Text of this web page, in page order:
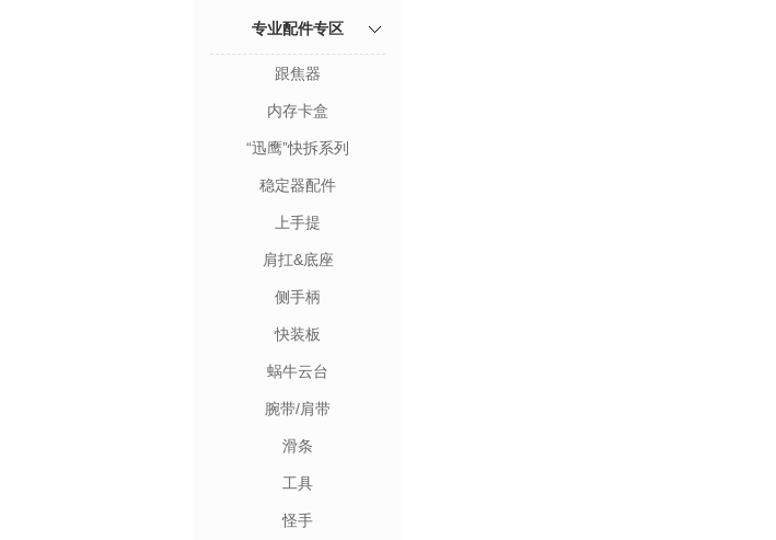
专业配件专区
跟焦器
内存卡盒
“迅鹰”快拆系列
稳定器配件
上手提
肩扛&底座
侧手柄
快装板
蜗牛云台
腕带/肩带
滑条
工具
怪手